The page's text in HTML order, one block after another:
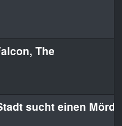
The
sucht einen